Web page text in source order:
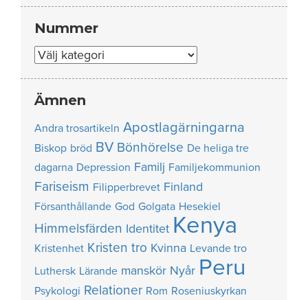
Nummer
Nummer
Ämnen
Andra trosartikeln Apostlagärningarna
Biskop bröd BV Bönhörelse De heliga tre
dagarna Depression Familj Familjekommunion
Fariseism Filipperbrevet Finland
Försanthållande God Golgata Hesekiel
Himmelsfärden Identitet Kenya
Kristenhet Kristen tro Kvinna Levande tro
Luthersk Lärande manskör Nyår Peru
Psykologi Relationer Rom Roseniuskyrkan